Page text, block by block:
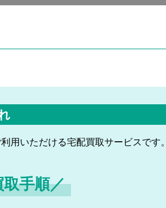
用いただける宅配買取サービスです。
手順／